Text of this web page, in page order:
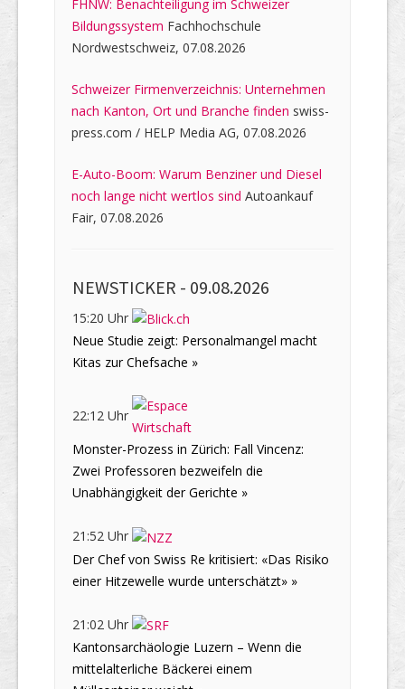
FHNW: Benachteiligung im Schweizer
Bildungssystem Fachhochschule
Nordwestschweiz, 07.08.2026
Schweizer Firmenverzeichnis: Unternehmen
nach Kanton, Ort und Branche finden swiss-
press.com / HELP Media AG, 07.08.2026
E-Auto-Boom: Warum Benziner und Diesel
noch lange nicht wertlos sind Autoankauf
Fair, 07.08.2026
NEWSTICKER - 09.08.2026
15:20 Uhr
Neue Studie zeigt: Personalmangel macht
Kitas zur Chefsache »
22:12 Uhr
Monster-Prozess in Zürich: Fall Vincenz:
Zwei Professoren bezweifeln die
Unabhängigkeit der Gerichte »
21:52 Uhr
Der Chef von Swiss Re kritisiert: «Das Risiko
einer Hitzewelle wurde unterschätzt» »
21:02 Uhr
Kantonsarchäologie Luzern – Wenn die
mittelalterliche Bäckerei einem